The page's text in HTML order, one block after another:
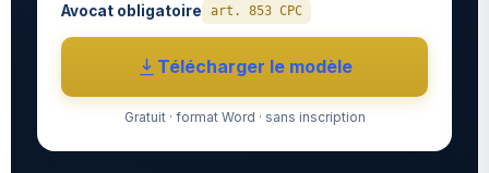
Avocat obligatoire art. 853 CPC
Télécharger le modèle
Gratuit · format Word · sans inscription